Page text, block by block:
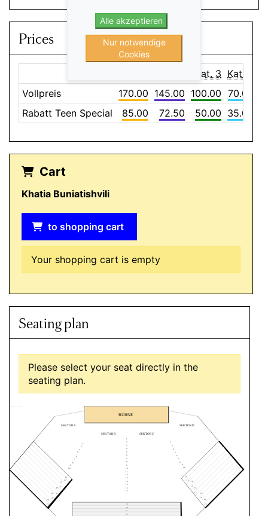
Prices
Kat. 3 Kat. 4
Vollpreis
170.00 145.00 100.00 70.00
Rabatt Teen Special
85.00 72.50 50.00 35.00
Cart
Khatia Buniatishvili
to shopping cart
Your shopping cart is empty
Seating plan
Please select your seat directly in the
seating plan.
BÜHNE
SEKTOR A
SEKTOR B SEKTOR C
SEKTOR D
1
2
3
4
5
6
7
8
9
10
11
12
13
14
15
16
17
19
20
21
22
2
3
4
5
6
7
8
9
10
12
13
14
15
16
17
18
19
20
21
2
3
4
5
6
7
8
9
10
12
13
14
15
16
17
18
19
20
21
Alle akzeptieren
Nur notwendige
Cookies